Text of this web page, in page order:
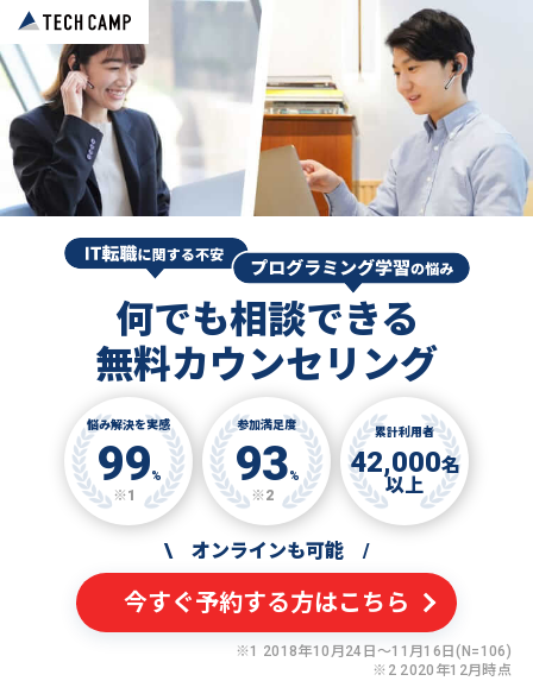
何でも相談できる
無料カウンセリング
悩み解決を実感
99%
※1
参加満足度
93%
※2
累計利用者
42,000名
以上
\ オンラインも可能 /
今すぐ予約する方はこちら
※1 2018年10月24日〜11月16日(N=106)
※2 2020年12月時点